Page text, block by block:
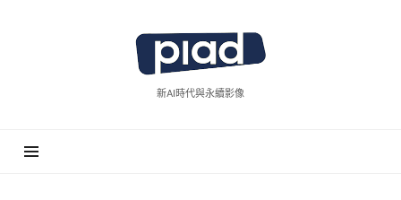
piad
拍
新AI時代與永續影像